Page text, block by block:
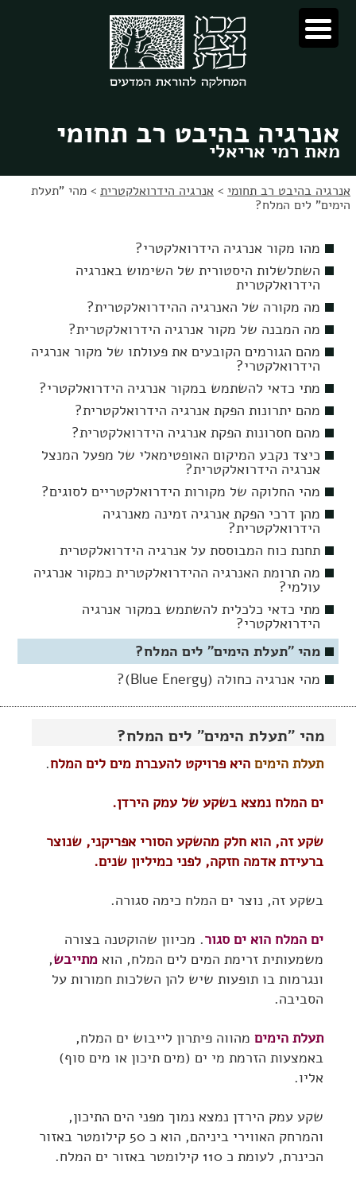
לתוכן
לניווט
אנרגיה בהיבט רב תחומי
מאת רמי אריאלי
אנרגיה בהיבט רב תחומי > אנרגיה הידרואלקטרית > מהי "תעלת
הימים" לים המלח?
מהי "תעלת הימים" לים המלח?
תעלת הימים היא פרויקט להעברת מים לים המלח.
ים המלח נמצא בשקע של עמק הירדן.
שקע זה, הוא חלק מהשקע הסורי אפריקני, שנוצר
ברעידת אדמה חזקה, לפני כמיליון שנים.
בשקע זה, נוצר ים המלח כימה סגורה.
ים המלח הוא ים סגור. מכיוון שהוקטנה בצורה
משמעותית זרימת המים לים המלח, הוא מתייבש,
ונגרמות בו תופעות שיש להן השלכות חמורות על
הסביבה.
תעלת הימים מהווה פיתרון לייבוש ים המלח,
באמצעות הזרמת מי ים (מים תיכון או מים סוף)
אליו.
שקע עמק הירדן נמצא נמוך מפני הים התיכון,
והמרחק האווירי ביניהם, הוא כ 50 קילומטר באזור
הכינרת, לעומת כ 110 קילומטר באזור ים המלח.
מהו מקור אנרגיה הידרואלקטרי?
השתלשלות היסטורית של השימוש באנרגיה
הידרואלקטרית
מה מקורה של האנרגיה ההידרואלקטרית?
מה המבנה של מקור אנרגיה הידרואלקטרית?
מהם הגורמים הקובעים את פעולתו של מקור אנרגיה
הידרואלקטרי?
מתי כדאי להשתמש במקור אנרגיה הידרואלקטרי?
מהם יתרונות הפקת אנרגיה הידרואלקטרית?
מהם חסרונות הפקת אנרגיה הידרואלקטרית?
כיצד נקבע המיקום האופטימאלי של מפעל המנצל
אנרגיה הידרואלקטרית?
מהי החלוקה של מקורות הידרואלקטריים לסוגים?
מהן דרכי הפקת אנרגיה זמינה מאנרגיה
הידרואלקטרית?
תחנת כוח המבוססת על אנרגיה הידרואלקטרית
מה תרומת האנרגיה ההידרואלקטרית כמקור אנרגיה
עולמי?
מתי כדאי כלכלית להשתמש במקור אנרגיה
הידרואלקטרי?
מהי "תעלת הימים" לים המלח?
מהי אנרגיה כחולה (Blue Energy)?